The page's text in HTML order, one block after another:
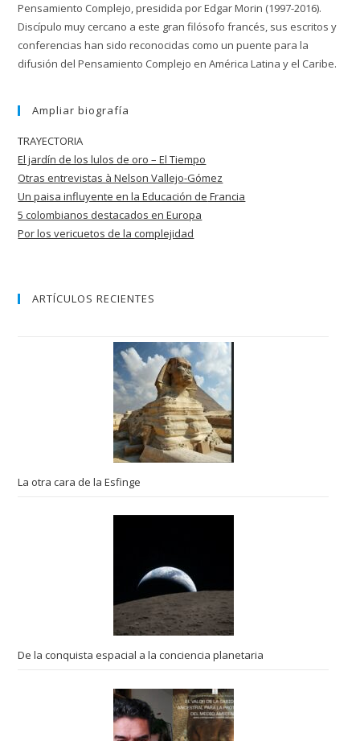
Pensamiento Complejo, presidida por Edgar Morin (1997-2016).
Discípulo muy cercano a este gran filósofo francés, sus escritos y
conferencias han sido reconocidas como un puente para la
difusión del Pensamiento Complejo en América Latina y el Caribe.
Ampliar biografía
TRAYECTORIA
El jardín de los lulos de oro – El Tiempo
Otras entrevistas à Nelson Vallejo-Gómez
Un paisa influyente en la Educación de Francia
5 colombianos destacados en Europa
Por los vericuetos de la complejidad
ARTÍCULOS RECIENTES
La otra cara de la Esfinge
De la conquista espacial a la conciencia planetaria